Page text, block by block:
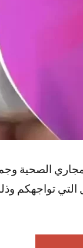
الصحية
تواجهكم